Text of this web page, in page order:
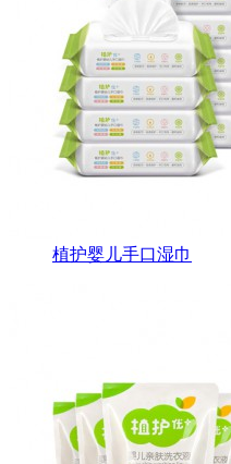
植护婴儿手口湿巾